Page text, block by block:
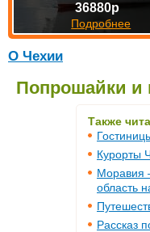
О Чехии
Попрошайки и
Также
Курорты
Моравия
область
Рассказ
36880р
Подробнее